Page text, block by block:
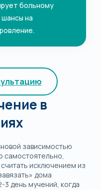
больному
на
в
зависимостью
самостоятельно,
исключением из
дома
3 день мучений, когда